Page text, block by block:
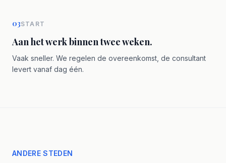
03START
Aan het werk binnen twee weken.
Vaak sneller. We regelen de overeenkomst, de consultant
levert vanaf dag één.
ANDERE STEDEN